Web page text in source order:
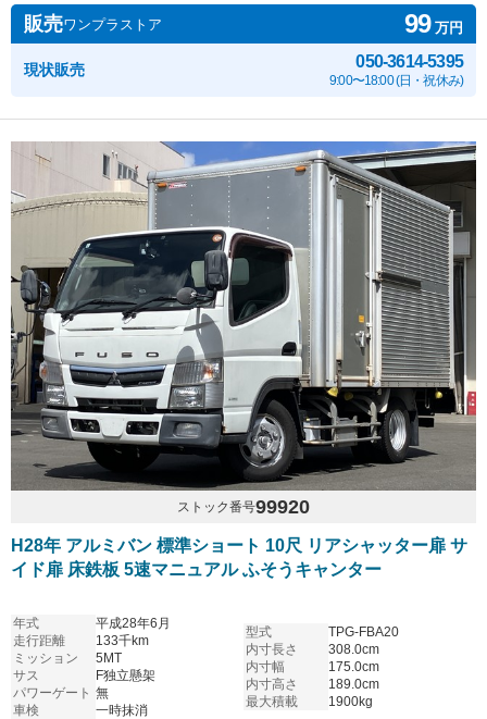
販売ワンプラストア 99万円
現状販売 050-3614-5395
9:00〜18:00 (日・祝休み)
ストック番号99920
H28年 アルミバン 標準ショート 10尺 リアシャッター扉 サ
イド扉 床鉄板 5速マニュアル ふそうキャンター
年式
平成28年6月
走行距離
133千km
ミッション
5MT
サス
F独立懸架
パワーゲート 無
車検
一時抹消
型式
TPG-FBA20
内寸長さ
308.0cm
内寸幅
175.0cm
内寸高さ
189.0cm
最大積載
1900kg